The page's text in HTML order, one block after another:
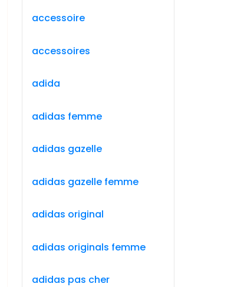
accessoire
accessoires
adida
adidas femme
adidas gazelle
adidas gazelle femme
adidas original
adidas originals femme
adidas pas cher